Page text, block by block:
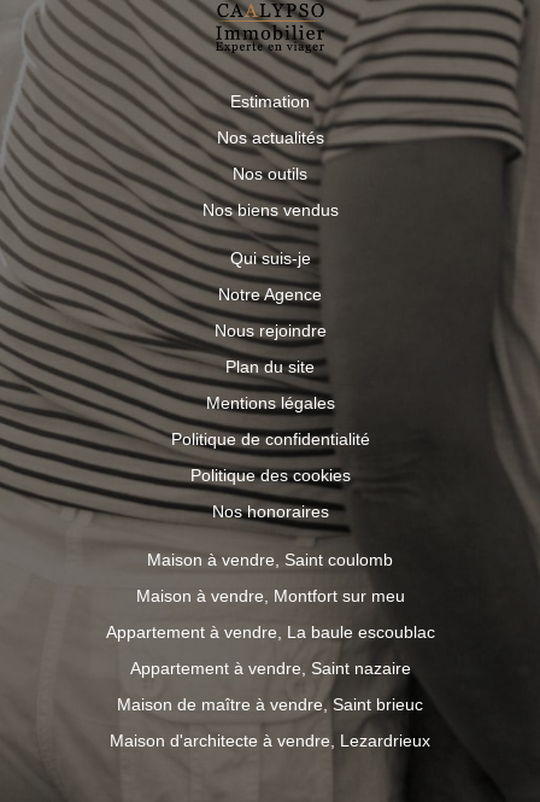
Estimation
Nos actualités
Nos outils
Nos biens vendus
Qui suis-je
Notre Agence
Nous rejoindre
Plan du site
Mentions légales
Politique de confidentialité
Politique des cookies
Nos honoraires
Maison à vendre, Saint coulomb
Maison à vendre, Montfort sur meu
Appartement à vendre, La baule escoublac
Appartement à vendre, Saint nazaire
Maison de maître à vendre, Saint brieuc
Maison d'architecte à vendre, Lezardrieux